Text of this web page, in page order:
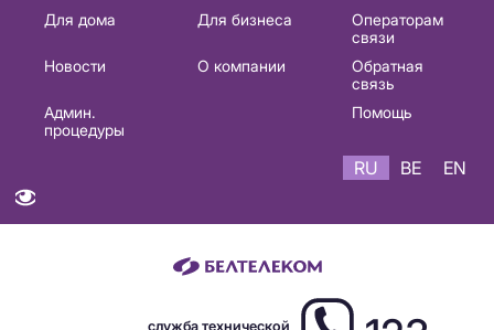
Основная
навигация
Для дома Для бизнеса
Операторам
связи
Новости
О компании
Обратная
связь
Админ.
процедуры
Помощь
RU BE EN
служба технической